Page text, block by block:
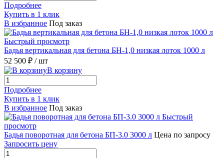
Подробнее
Купить в 1 клик
В избранное Под заказ
Быстрый просмотр
Бадья вертикальная для бетона БН-1,0 низкая лоток 1000 л
52 500 ₽ / шт
В корзину
Подробнее
Купить в 1 клик
В избранное Под заказ
Быстрый
просмотр
Бадья поворотная для бетона БП-3.0 3000 л Цена по запросу
Запросить цену